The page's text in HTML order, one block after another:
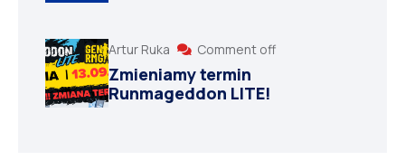
Artur Ruka Comment off
Zmieniamy termin
Runmageddon LITE!